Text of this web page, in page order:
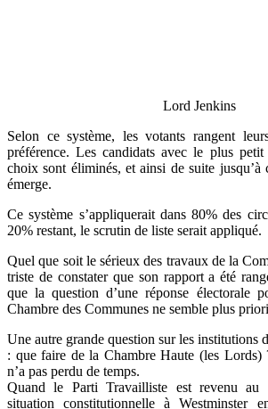
Lord Jenkins
Selon ce système, les votants rangent
préférence. Les candidats avec le plus petit
choix sont éliminés, et ainsi de suite jusqu’à
émerge.
Ce système s’appliquerait dans 80% des
20% restant, le scrutin de liste serait appliqué.
Quel que soit le sérieux des travaux de la
triste de constater que son rapport a été
que la question d’une réponse électorale
Chambre des Communes ne semble plus
Une autre grande question sur les institutions
: que faire de la Chambre Haute (les
n’a pas perdu de temps.
Quand le Parti Travailliste est revenu
situation constitutionnelle à Westminster